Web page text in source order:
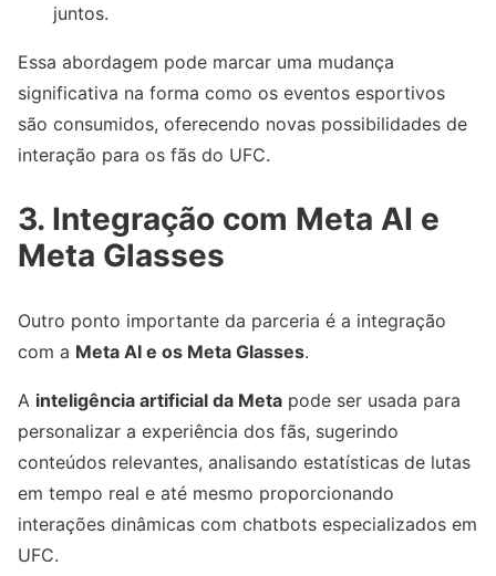
juntos.
Essa abordagem pode marcar uma mudança
significativa na forma como os eventos esportivos
são consumidos, oferecendo novas possibilidades de
interação para os fãs do UFC.
3. Integração com Meta AI e
Meta Glasses
Outro ponto importante da parceria é a integração
com a Meta AI e os Meta Glasses.
A inteligência artificial da Meta pode ser usada para
personalizar a experiência dos fãs, sugerindo
conteúdos relevantes, analisando estatísticas de lutas
em tempo real e até mesmo proporcionando
interações dinâmicas com chatbots especializados em
UFC.